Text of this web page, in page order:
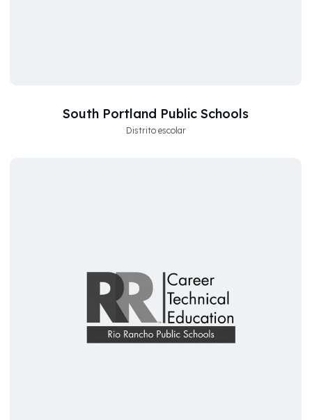
South Portland Public Schools
Distrito escolar